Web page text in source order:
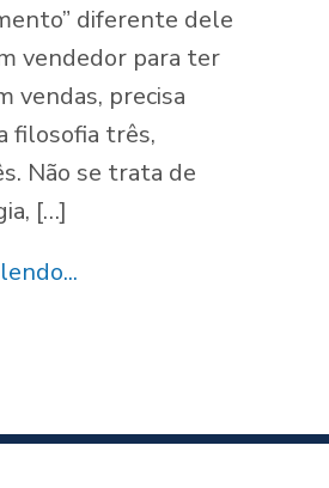
diferente dele
vendedor para ter
vendas, precisa
filosofia três,
Não se trata de
[…]